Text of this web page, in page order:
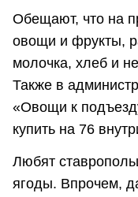
Обещают, что на
овощи и фрукты,
молочка, хлеб и
Также в
«Овощи к
купить на 76
Любят
ягоды. Впрочем,